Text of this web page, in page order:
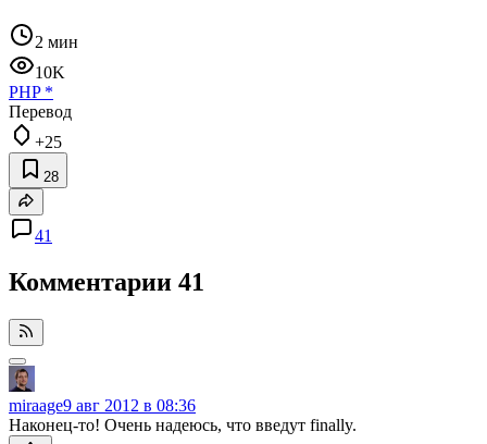
2 мин
10K
PHP*
Перевод
+25
28
41
Комментарии 41
miraage9 авг 2012 в 08:36
Наконец-то! Очень надеюсь, что введут finally.